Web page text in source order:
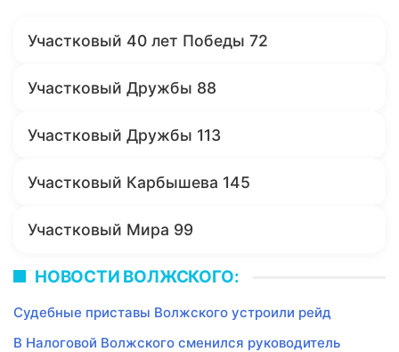
Участковый 40 лет Победы 72
Участковый Дружбы 88
Участковый Дружбы 113
Участковый Карбышева 145
Участковый Мира 99
НОВОСТИ ВОЛЖСКОГО:
Судебные приставы Волжского устроили рейд
В Налоговой Волжского сменился руководитель